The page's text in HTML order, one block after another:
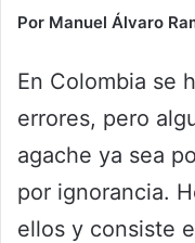
Por Manuel Álvaro
En Colombia se
errores, pero
agache ya sea
por ignorancia.
ellos y consiste